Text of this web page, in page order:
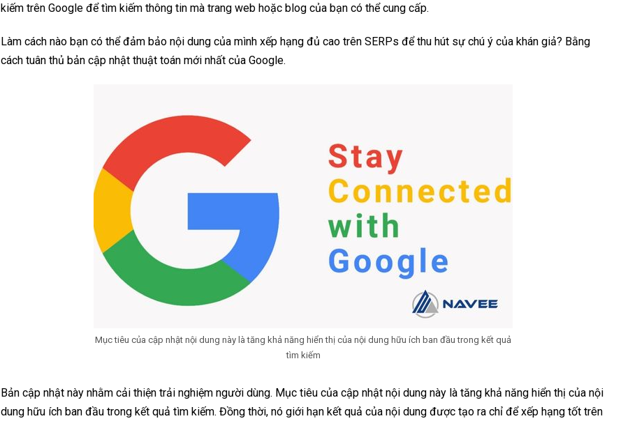
kiếm trên Google để tìm kiếm thông tin mà trang web hoặc blog của bạn có thể cung cấp.
Làm cách nào bạn có thể đảm bảo nội dung của mình xếp hạng đủ cao trên SERPs để thu hút sự chú ý của khán giả? Bằng
cách tuân thủ bản cập nhật thuật toán mới nhất của Google.
Mục tiêu của cập nhật nội dung này là tăng khả năng hiển thị của nội dung hữu ích ban đầu trong kết quả
tìm kiếm
Bản cập nhật này nhằm cải thiện trải nghiệm người dùng. Mục tiêu của cập nhật nội dung này là tăng khả năng hiển thị của nội
dung hữu ích ban đầu trong kết quả tìm kiếm. Đồng thời, nó giới hạn kết quả của nội dung được tạo ra chỉ để xếp hạng tốt trên